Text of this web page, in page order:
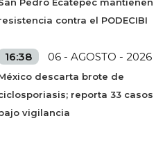
contra el PODECIBI
16:38 06 - AGOSTO - 2026
descarta brote de
reporta 33 casos
vigilancia